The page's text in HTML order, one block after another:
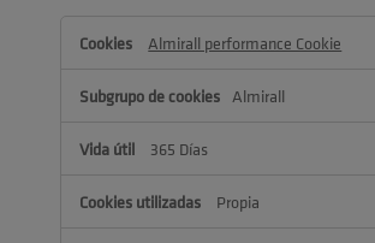
Almirall performance Cookie
Almirall
365 Días
Propia